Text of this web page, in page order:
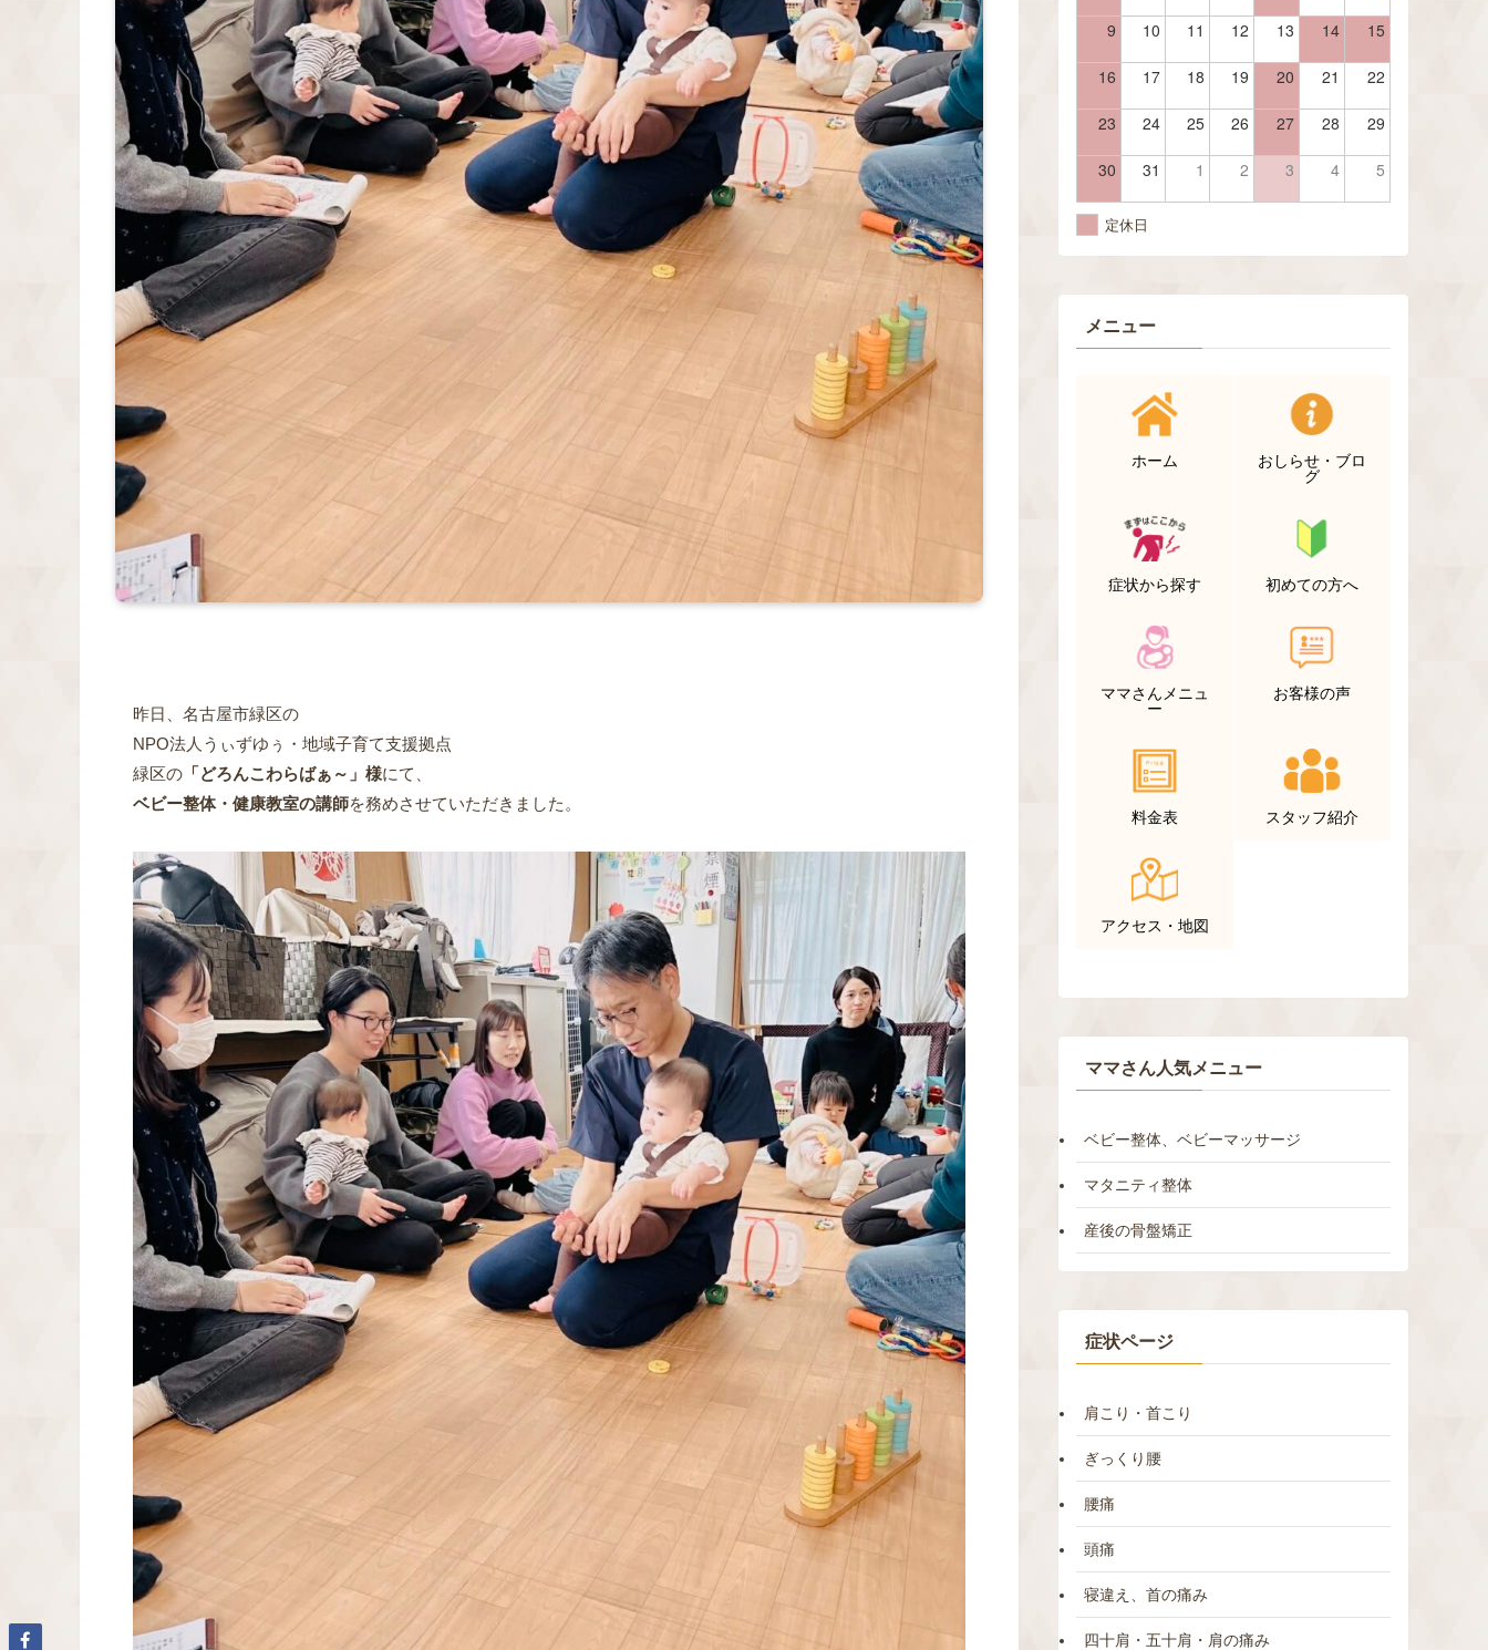
昨日、名古屋市緑区の
NPO法人うぃずゆぅ・地域子育て支援拠点
緑区の 「どろんこわらばぁ～」様にて、
ベビー整体・健康教室の講師を務めさせていただきました。
9 10 11 12 13 14 15
16 17 18 19 20 21 22
23 24 25 26 27 28 29
30 31 1 2 3 4 5
定休日
メニュー
ホーム
おしらせ・ブロ
グ
症状から探す 初めての方へ
ママさんメニュ
ー
お客様の声
料金表 スタッフ紹介
アクセス・地図
ママさん人気メニュー
ベビー整体、ベビーマッサージ
マタニティ整体
産後の骨盤矯正
症状ページ
肩こり・首こり
ぎっくり腰
腰痛
頭痛
寝違え、首の痛み
四十肩・五十肩・肩の痛み